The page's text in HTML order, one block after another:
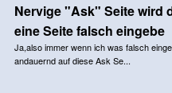
Nervige "Ask" Seite wird
eine Seite falsch eingebe
Ja,also immer wenn ich was falsch
andauernd auf diese Ask Se...